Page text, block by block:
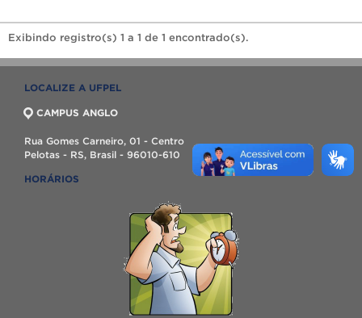
Exibindo registro(s) 1 a 1 de 1 encontrado(s).
LOCALIZE A UFPEL
CAMPUS ANGLO
Rua Gomes Carneiro, 01 - Centro
Pelotas - RS, Brasil - 96010-610
HORÁRIOS